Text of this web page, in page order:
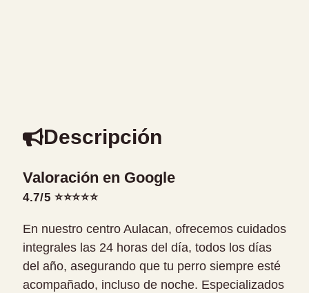
Descripción
Valoración en Google
4.7/5 ⭐⭐⭐⭐⭐
En nuestro centro Aulacan, ofrecemos cuidados
integrales las 24 horas del día, todos los días
del año, asegurando que tu perro siempre esté
acompañado, incluso de noche. Especializados